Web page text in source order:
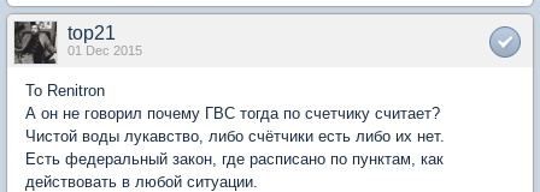
top21
01 Dec 2015
To Renitron
А он не говорил почему ГВС тогда по счетчику считает?
Чистой воды лукавство, либо счётчики есть либо их нет.
Есть федеральный закон, где расписано по пунктам, как
действовать в любой ситуации.